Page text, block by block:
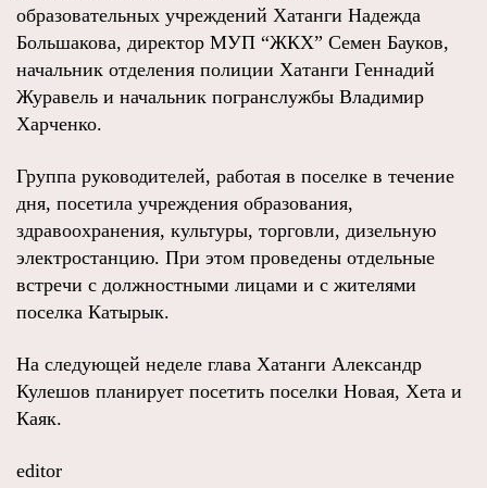
образовательных учреждений Хатанги Надежда
Большакова, директор МУП “ЖКХ” Семен Бауков,
начальник отделения полиции Хатанги Геннадий
Журавель и начальник погранслужбы Владимир
Харченко.
Группа руководителей, работая в поселке в течение
дня, посетила учреждения образования,
здравоохранения, культуры, торговли, дизельную
электростанцию. При этом проведены отдельные
встречи с должностными лицами и с жителями
поселка Катырык.
На следующей неделе глава Хатанги Александр
Кулешов планирует посетить поселки Новая, Хета и
Каяк.
editor